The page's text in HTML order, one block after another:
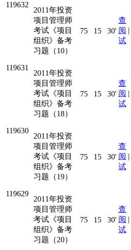
119632
2011年投资
项目管理师
考试《项目
组织》备考
习题（10）
75 15 30'
查
阅 |
试
119631
2011年投资
项目管理师
考试《项目
组织》备考
习题（18）
75 15 30'
查
阅 |
试
119630
2011年投资
项目管理师
考试《项目
组织》备考
习题（19）
75 15 30'
查
阅 |
试
119629
2011年投资
项目管理师
考试《项目
组织》备考
习题（20）
75 15 30'
查
阅 |
试